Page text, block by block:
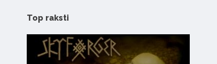
Top raksti